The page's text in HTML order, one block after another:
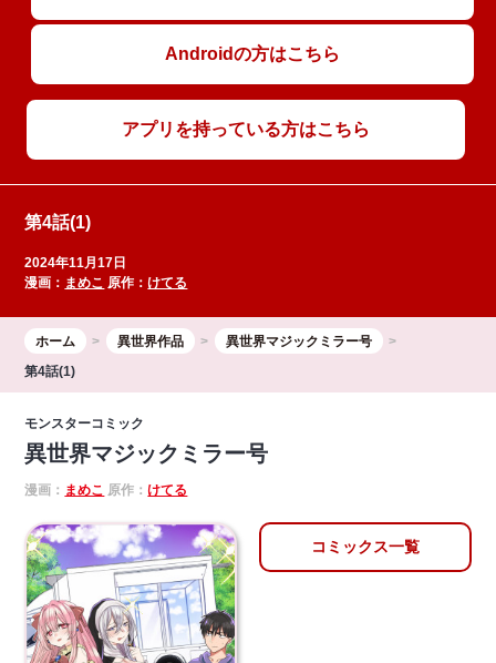
Androidの方はこちら
アプリを持っている方はこちら
第4話(1)
2024年11月17日
漫画： まめこ 原作：けてる
ホーム 異世界作品
異世界マジックミラー号
第4話(1)
モンスターコミック
異世界マジックミラー号
漫画： まめこ 原作：けてる
コミックス一覧